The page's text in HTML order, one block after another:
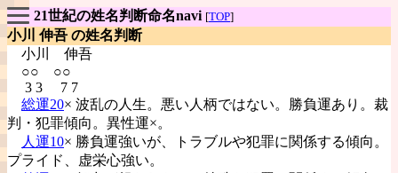
21世紀の姓名判断命名navi [TOP]
小川 伸吾 の姓名判断
小川 伸吾
○○ ○○
3 3 7 7
総運20× 波乱の人生。悪い人柄ではない。勝負運あり。裁
判・犯罪傾向。異性運×。
人運10× 勝負運強いが、トラブルや犯罪に関係する傾向。
プライド、虚栄心強い。